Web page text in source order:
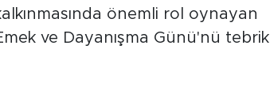
önemli rol oynayan
ve Dayanışma Günü'nü tebrik